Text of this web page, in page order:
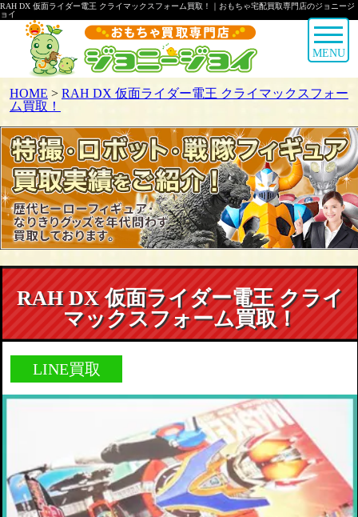
RAH DX 仮面ライダー電王 クライマックスフォーム買取！｜おもちゃ宅配買取専門店のジョニージ
ョイ
MENU
HOME > RAH DX 仮面ライダー電王 クライマックスフォー
ム買取！
RAH DX 仮面ライダー電王 クライ
マックスフォーム買取！
LINE買取